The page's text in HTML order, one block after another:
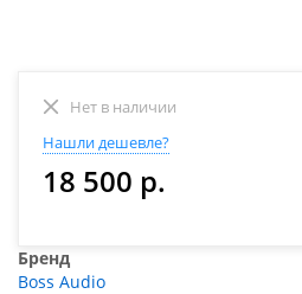
Нет в наличии
Нашли дешевле?
18 500 р.
Бренд
Boss Audio